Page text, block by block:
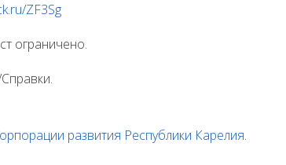
ZF3Sg
ограничено.
развития Республики Карелия.